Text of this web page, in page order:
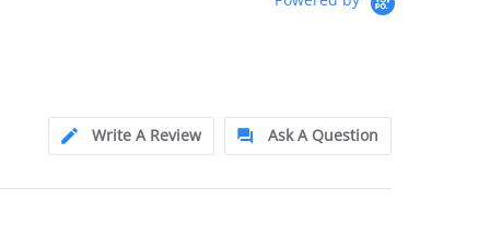
Write A Review Ask A Question